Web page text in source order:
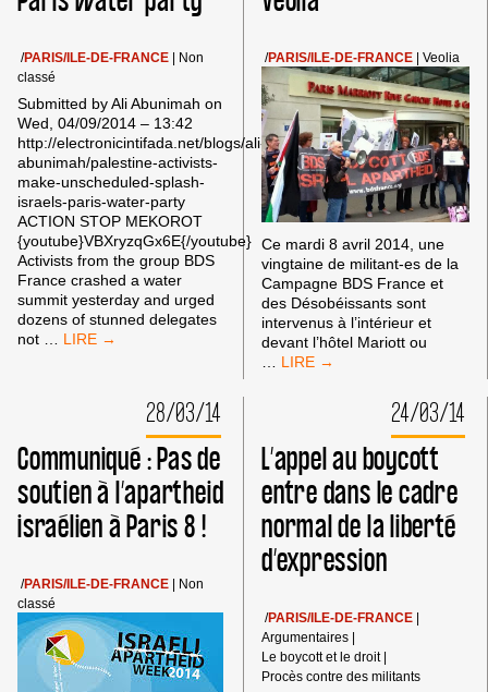
18H
–
PLACE
DE
STALINGRAD
/PARIS/ILE-DE-FRANCE
Non
classé
Submitted by Ali Abunimah on
Wed, 04/09/2014 – 13:42
http://electronicintifada.net/blogs/ali-
abunimah/palestine-activists-
make-unscheduled-splash-
israels-paris-water-party
ACTION STOP MEKOROT
{youtube}VBXryzqGx6E{/youtube}
Activists from the group BDS
France crashed a water
summit yesterday and urged
dozens of stunned delegates
not
PALESTINE
ISRAEL’S
PARIS
WATER
PARTY
/PARIS/ILE-DE-FRANCE Veolia
Ce mardi 8 avril 2014, une
vingtaine de militant-es de la
Campagne BDS France et
des Désobéissants sont
intervenus à l’intérieur et
devant l’hôtel Mariott ou
ACTION
AVRIL
PARIS
CONTRE
MEKOROT
ET
VÉOLIA
28/03/14
Communiqué : Pas de
soutien à l’apartheid
israélien à Paris 8 !
/PARIS/ILE-DE-FRANCE
Non
classé
24/03/14
L’appel au boycott
entre dans le cadre
normal de la liberté
d’expression
/PARIS/ILE-DE-FRANCE
Argumentaires
Le boycott et le droit|
Procès contre des militants